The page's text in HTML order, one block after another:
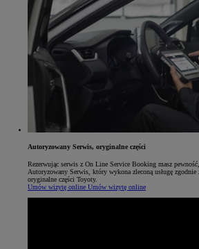
Autoryzowany Serwis, oryginalne części
Rezerwując serwis z On Line Service Booking masz
Autoryzowany Serwis, który wykona zleconą usługę zgodnie
oryginalne części Toyoty.
Umów wizytę online Umów wizytę online